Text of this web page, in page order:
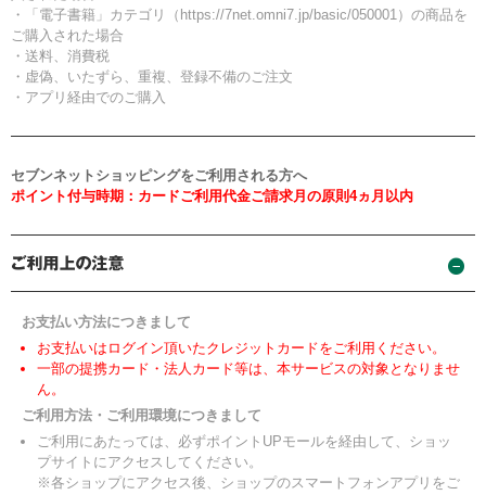
・「電子書籍」カテゴリ（https://7net.omni7.jp/basic/050001）の商品を
ご購入された場合
・送料、消費税
・虚偽、いたずら、重複、登録不備のご注文
・アプリ経由でのご購入
セブンネットショッピングをご利用される方へ
ポイント付与時期：カードご利用代金ご請求月の原則4ヵ月以内
お支払い方法につきまして
お支払いはログイン頂いたクレジットカードをご利用ください。
一部の提携カード・法人カード等は、本サービスの対象となりませ
ん。
ご利用方法・ご利用環境につきまして
ご利用にあたっては、必ずポイントUPモールを経由して、ショッ
プサイトにアクセスしてください。
※各ショップにアクセス後、ショップのスマートフォンアプリをご